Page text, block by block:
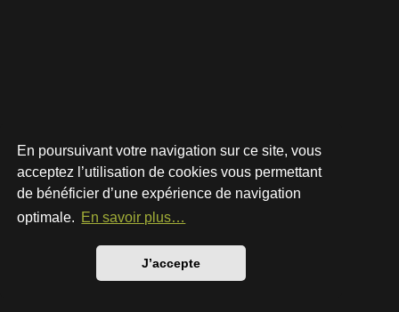
En poursuivant votre navigation sur ce site, vous
acceptez l’utilisation de cookies vous permettant
de bénéficier d’une expérience de navigation
optimale. En savoir plus…
J’accepte
Développé parphpBB® Forum Software © phpBB Limited
Style par
Traduction française officielle